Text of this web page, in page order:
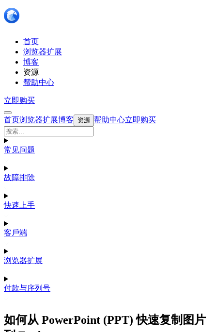
首页
浏览器扩展
博客
资源
帮助中心
立即购买
首页浏览器扩展博客 资源 帮助中心立即购买
常见问题
故障排除
快速上手
客戶端
浏览器扩展
付款与序列号
如何从 PowerPoint (PPT) 快速复制图片